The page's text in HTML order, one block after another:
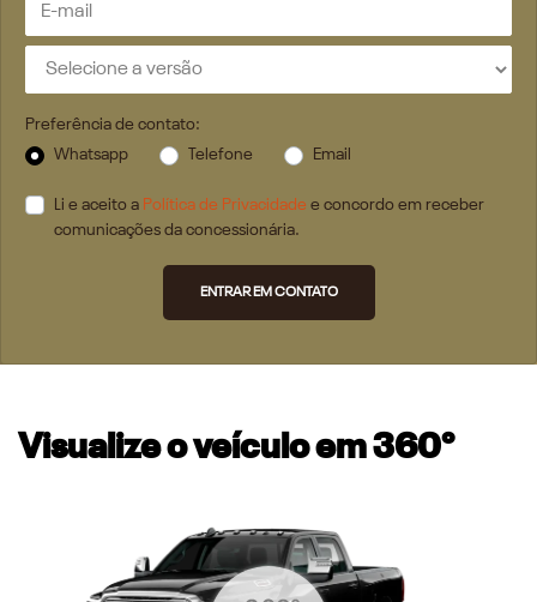
Preferência de contato:
Whatsapp
Telefone Email
Li e aceito a Política de Privacidade e concordo em receber
comunicações da concessionária.
ENTRAR EM CONTATO
Visualize o veículo em 360°